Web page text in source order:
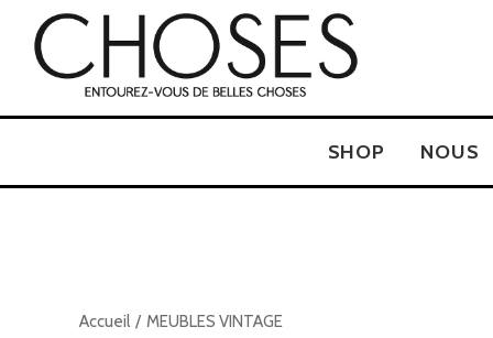
SHOP NOUS
Accueil
MEUBLES VINTAGE